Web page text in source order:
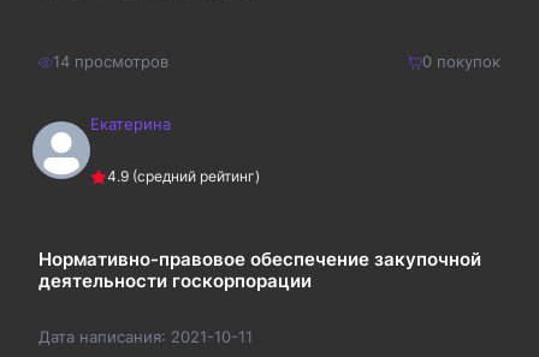
14 просмотров 0покупок
400 ₽Екатерина
4.9 (средний рейтинг)
Нормативно-правовое обеспечение закупочной
деятельности госкорпорации
Дата написания: 2021-10-11